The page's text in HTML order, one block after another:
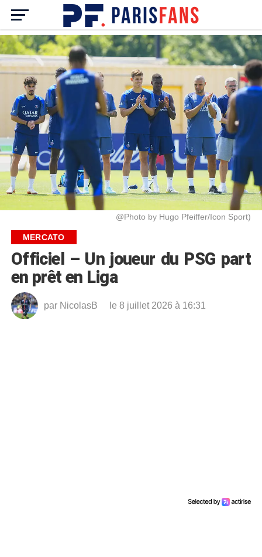
@Photo by Hugo Pfeiffer/Icon Sport)
MERCATO
Officiel – Un joueur du PSG part
en prêt en Liga
par NicolasB le 8 juillet 2026 à 16:31